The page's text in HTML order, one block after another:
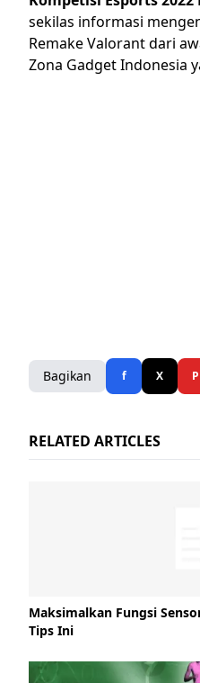
sekilas informasi
Remake Valorantdari
Zona Gadget Indonesia
Bagikan f X P
RELATED ARTICLES
Maksimalkan Fungsi
Tips Ini